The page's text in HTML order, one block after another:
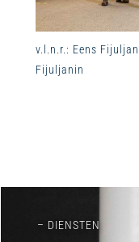
v.l.n.r.: Eens
Fijuljanin
– DIENSTEN